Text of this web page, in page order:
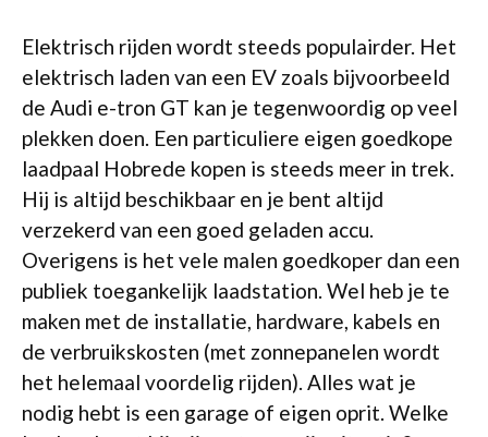
Elektrisch rijden wordt steeds populairder. Het
elektrisch laden van een EV zoals bijvoorbeeld
de Audi e-tron GT kan je tegenwoordig op veel
plekken doen. Een particuliere eigen goedkope
laadpaal Hobrede kopen is steeds meer in trek.
Hij is altijd beschikbaar en je bent altijd
verzekerd van een goed geladen accu.
Overigens is het vele malen goedkoper dan een
publiek toegankelijk laadstation. Wel heb je te
maken met de installatie, hardware, kabels en
de verbruikskosten (met zonnepanelen wordt
het helemaal voordelig rijden). Alles wat je
nodig hebt is een garage of eigen oprit. Welke